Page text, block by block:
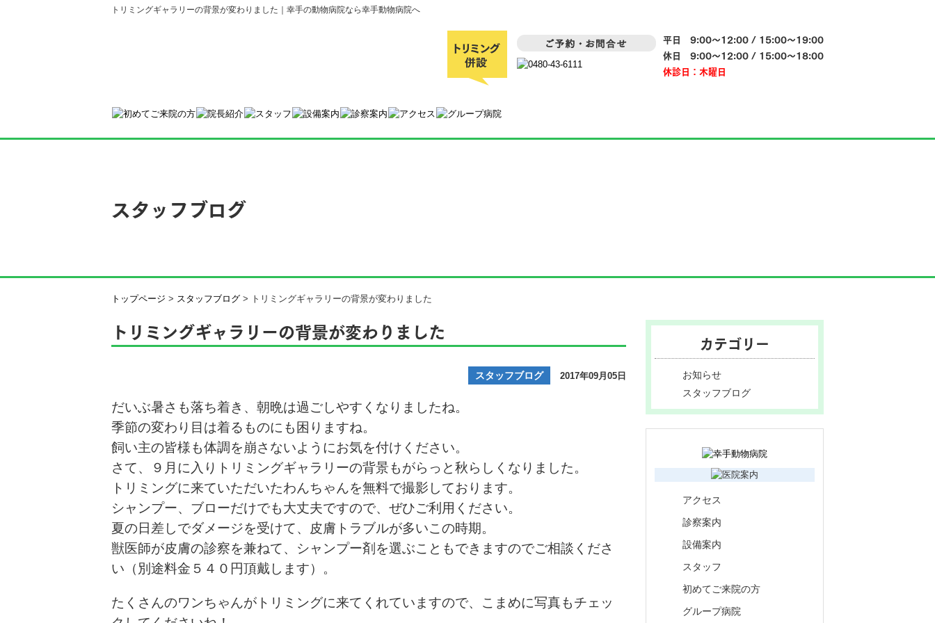
トリミングギャラリーの背景が変わりました｜幸手の動物病院なら幸手動物病院へ
平日 9:00～12:00 / 15:00～19:00
休日 9:00～12:00 / 15:00～18:00
休診日：木曜日
スタッフブログ
トップページ > スタッフブログ > トリミングギャラリーの背景が変わりました
トリミングギャラリーの背景が変わりました
スタッフブログ 2017年09月05日
だいぶ暑さも落ち着き、朝晩は過ごしやすくなりましたね。
季節の変わり目は着るものにも困りますね。
飼い主の皆様も体調を崩さないようにお気を付けください。
さて、９月に入りトリミングギャラリーの背景もがらっと秋らしくなりました。
トリミングに来ていただいたわんちゃんを無料で撮影しております。
シャンプー、ブローだけでも大丈夫ですので、ぜひご利用ください。
夏の日差しでダメージを受けて、皮膚トラブルが多いこの時期。
獣医師が皮膚の診察を兼ねて、シャンプー剤を選ぶこともできますのでご相談くださ
い（別途料金５４０円頂戴します）。
たくさんのワンちゃんがトリミングに来てくれていますので、こまめに写真もチェッ
カテゴリー
お知らせ
スタッフブログ
アクセス
診察案内
設備案内
スタッフ
初めてご来院の方
グループ病院